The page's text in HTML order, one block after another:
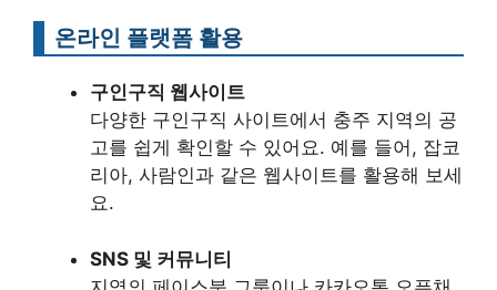
온라인 플랫폼 활용
구인구직 웹사이트
다양한 구인구직 사이트에서 충주 지역의 공
고를 쉽게 확인할 수 있어요. 예를 들어, 잡코
리아, 사람인과 같은 웹사이트를 활용해 보세
요.
SNS 및 커뮤니티